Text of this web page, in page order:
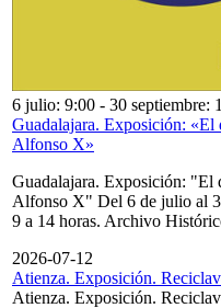
6 julio: 9:00 - 30 septiembre:
Guadalajara. Exposición: «El
Alfonso X»
Guadalajara. Exposición: "El
Alfonso X" Del 6 de julio al
9 a 14 horas. Archivo
2026-07-12
Atienza. Exposición.
Atienza. Exposición.